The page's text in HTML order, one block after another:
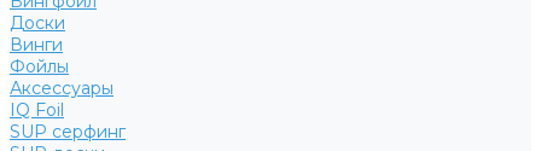
Доски
Винги
Фойлы
Аксессуары
IQ Foil
SUP серфинг